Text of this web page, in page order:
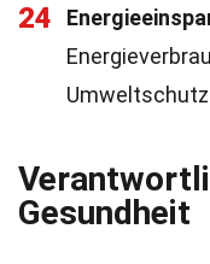
24
Gesundheit